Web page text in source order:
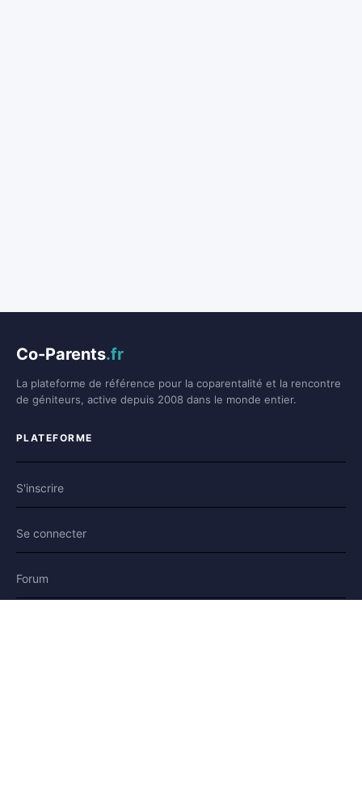
Co-Parents.fr
La plateforme de référence pour la coparentalité et la rencontre
de géniteurs, active depuis 2008 dans le monde entier.
PLATEFORME
S'inscrire
Se connecter
Forum